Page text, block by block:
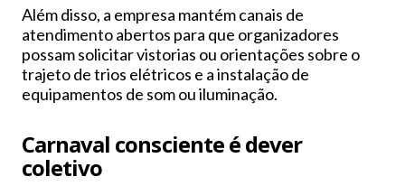
Além disso, a empresa mantém canais de
atendimento abertos para que organizadores
possam solicitar vistorias ou orientações sobre o
trajeto de trios elétricos e a instalação de
equipamentos de som ou iluminação.
Carnaval consciente é dever
coletivo